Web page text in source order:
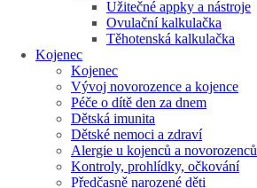
Užitečné appky a nástroje
Ovulační kalkulačka
Těhotenská kalkulačka
Kojenec
Kojenec
Vývoj novorozence a kojence
Péče o dítě den za dnem
Dětská imunita
Dětské nemoci a zdraví
Alergie u kojenců a novorozenců
Kontroly, prohlídky, očkování
Předčasně narozené děti